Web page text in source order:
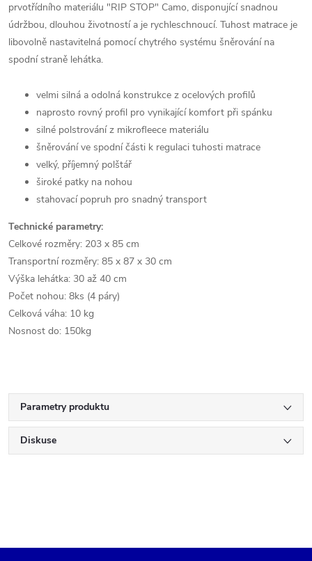
prvotřídního materiálu "RIP STOP" Camo, disponující snadnou
údržbou, dlouhou životností a je rychleschnoucí. Tuhost matrace je
libovolně nastavitelná pomocí chytrého systému šněrování na
spodní straně lehátka.
velmi silná a odolná konstrukce z ocelových profilů
naprosto rovný profil pro vynikající komfort při spánku
silné polstrování z mikrofleece materiálu
šněrování ve spodní části k regulaci tuhosti matrace
velký, příjemný polštář
široké patky na nohou
stahovací popruh pro snadný transport
Technické parametry:
Celkové rozměry: 203 x 85 cm
Transportní rozměry: 85 x 87 x 30 cm
Výška lehátka: 30 až 40 cm
Počet nohou: 8ks (4 páry)
Celková váha: 10 kg
Nosnost do: 150kg
Parametry produktu
Diskuse